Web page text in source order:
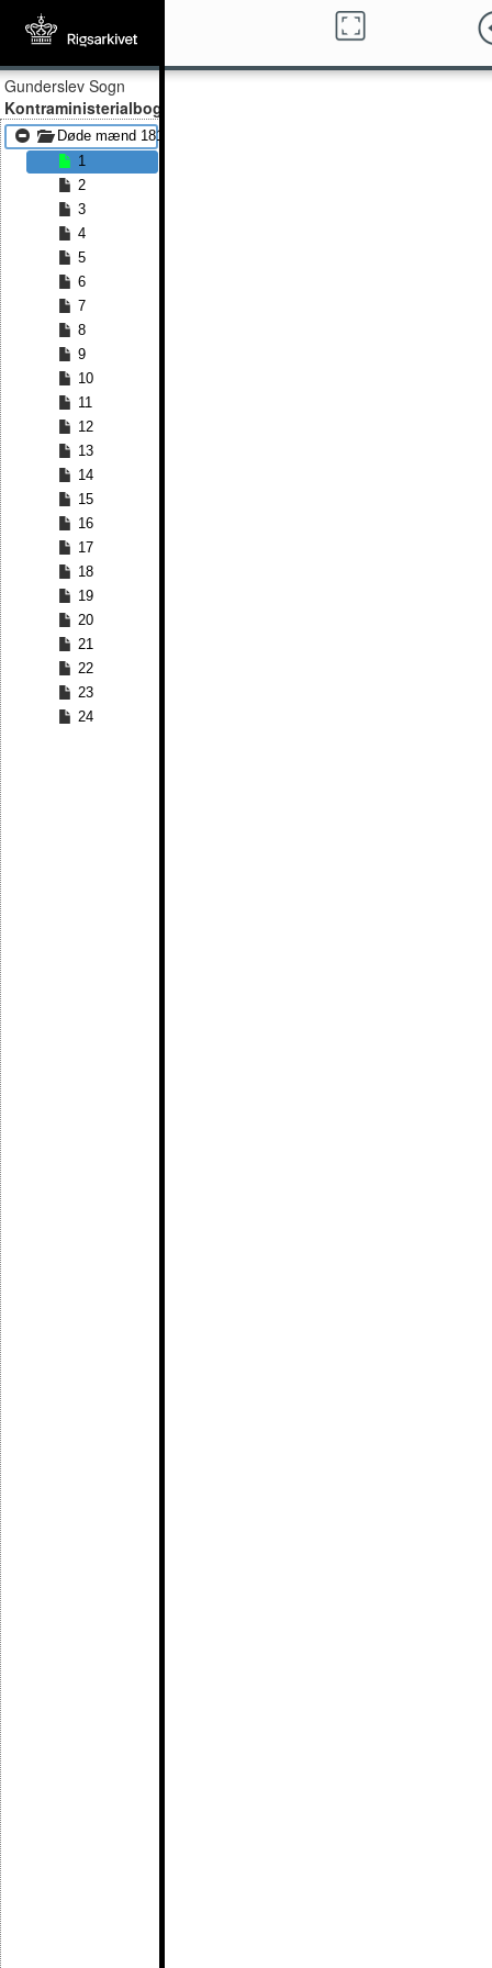
Gunderslev Sogn
Kontraministerialbog
Døde mænd 1814 - Døde mænd 1835
1
2
3
4
5
6
7
8
9
10
11
12
13
14
15
16
17
18
19
20
21
22
23
24